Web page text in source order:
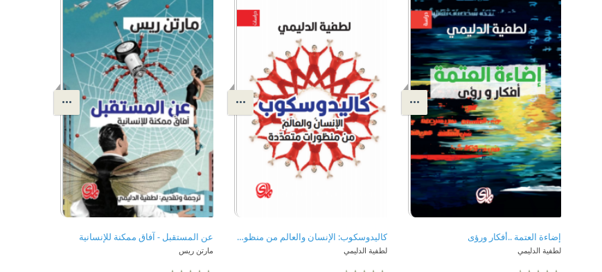
إضاءة العتمة ..أفكار ورؤى
لطفية الدليمي
كاليدوسكوب: الإنسان والعالم من منظورات متعددة
لطفية الدليمي
عن المستقبل - آفاق ممكنة للإنسانية
مارتن ريس